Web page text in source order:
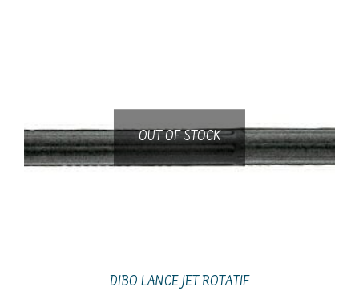
OUT OF STOCK
DIBO LANCE JET ROTATIF